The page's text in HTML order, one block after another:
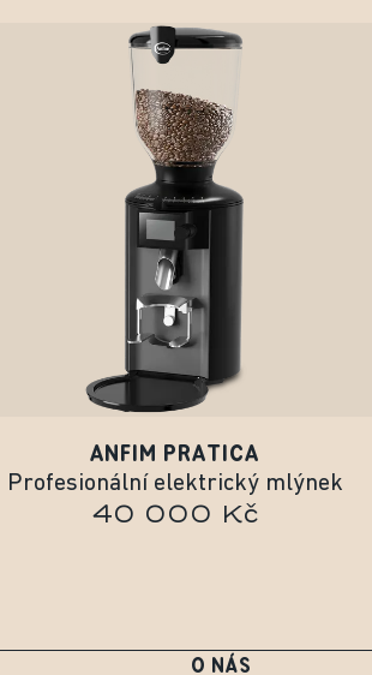
ANFIM PRATICA
Profesionální elektrický mlýnek
40 000 Kč
O NÁS